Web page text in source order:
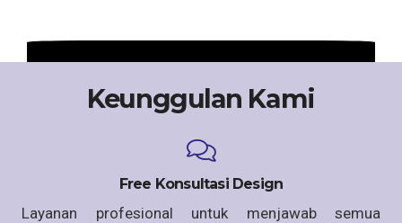
Keunggulan Kami
Free Konsultasi Design
Layanan profesional untuk menjawab semua